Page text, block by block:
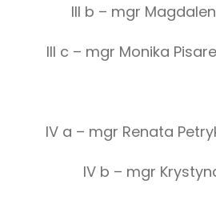
III b – mgr
III c – mgr Monika
IV a – mgr Renata
IV b – mgr